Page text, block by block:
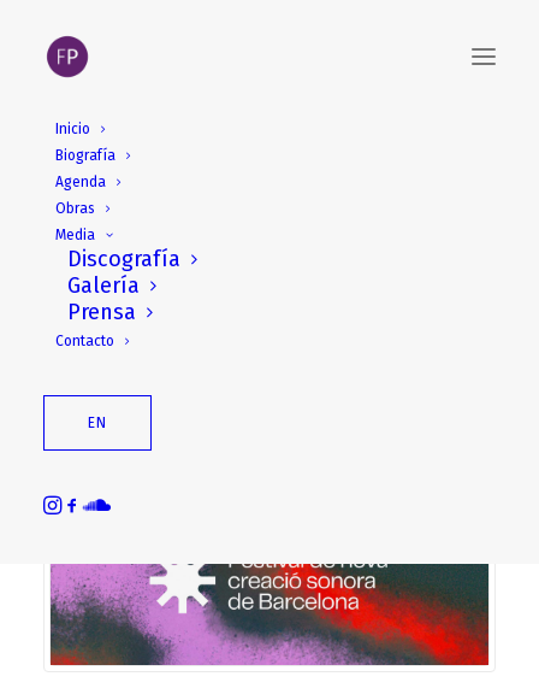
Inicio
Biografía
Agenda
Obras
Media
Discografía
Galería
Prensa
Contacto
EN